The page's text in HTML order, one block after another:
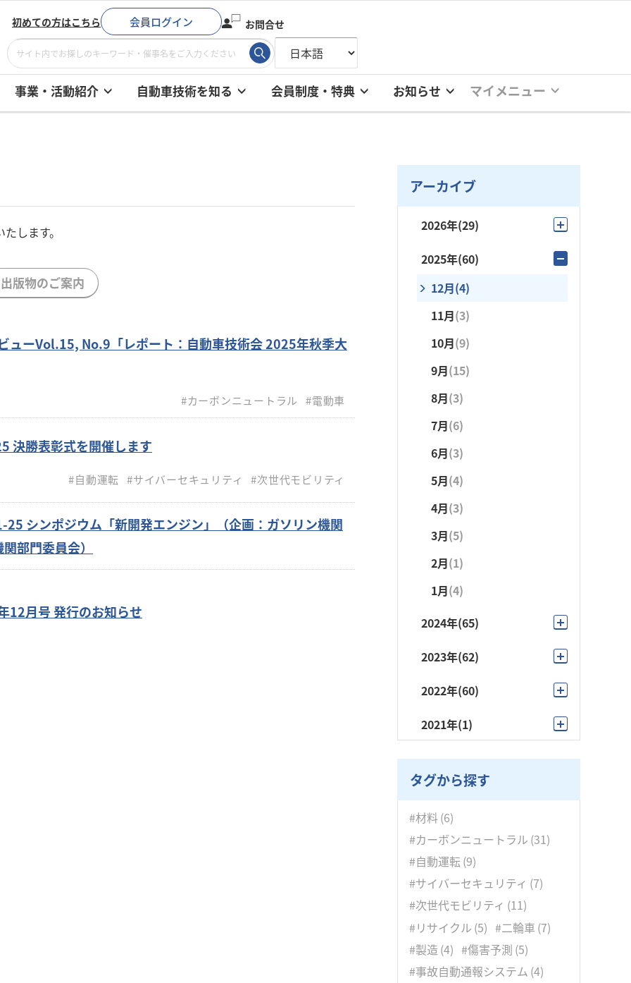
初めての方はこちら 会員ログイン お問合せ
事業・活動紹介 自動車技術を知る 会員制度・特典 お知らせ マイメニュー
します。
出版物のご案内
ューVol.15, No.9「レポート：自動車技術会 2025年秋季大
#カーボンニュートラル #電動車
決勝表彰式を開催します
#自動運転 #サイバーセキュリティ #次世代モビリティ
25 シンポジウム「新開発エンジン」（企画：ガソリン機関
部門委員会）
12月号 発行のお知らせ
アーカイブ
2026年(29)
8月(4)
7月(6)
6月(1)
5月(4)
4月(5)
3月(4)
2月(1)
1月(4)
2025年(60)
12月(4)
11月(3)
10月(9)
9月(15)
8月(3)
7月(6)
6月(3)
5月(4)
4月(3)
3月(5)
2月(1)
1月(4)
2024年(65)
12月(2)
9月 (21)
8月(5)
7月 (6)
6月(4)
5月(2)
4月 (2)
3月(5)
2月(4)
1月(5)
2023年(62)
12月(4)
10月(9)
7月(2)
6月
5月 (6)
4月(3)
3月 (4)
2月 (7)
2022年(60)
12月(10)
10月(5)
9月(4)
8月 (5)
7月(5)
6月(3)
5月(6)
3月(8)
2021年(1)
タグから探す
#材料 (6)
#カーボンニュートラル (31)
#自動運転(9)
#サイバーセキュリティ (7)
#次世代モビリティ (11)
#リサイクル (5) #二輪車 (7)
#製造 (4) #傷害予測 (5)
#事故自動通報システム (4)